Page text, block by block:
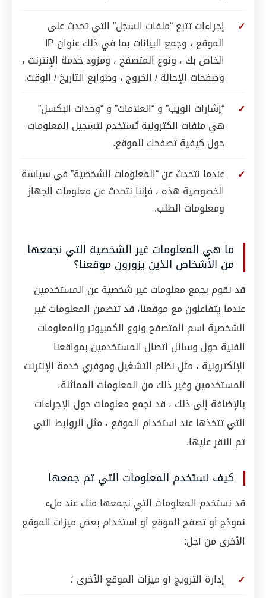
إجراءات تتبع “ملفات السجل” التي تحدث على
الموقع ، وجمع البيانات بما في ذلك عنوان IP
الخاص بك ، ونوع المتصفح ، ومزود خدمة الإنترنت ،
وصفحات الإحالة / الخروج ، وطوابع التاريخ / الوقت.
“إشارات الويب” و “العلامات” و “وحدات البكسل”
هي ملفات إلكترونية تُستخدم لتسجيل المعلومات
حول كيفية تصفحك للموقع.
عندما نتحدث عن “المعلومات الشخصية” في سياسة
الخصوصية هذه ، فإننا نتحدث عن معلومات الجهاز
ومعلومات الطلب.
ما هي المعلومات غير الشخصية التي نجمعها
من الأشخاص الذين يزورون موقعنا؟
قد نقوم بجمع معلومات غير شخصية عن المستخدمين
عندما يتفاعلون مع موقعنا، قد تتضمن المعلومات غير
الشخصية اسم المتصفح ونوع الكمبيوتر والمعلومات
الفنية حول وسائل اتصال المستخدمين بمواقعنا
الإلكترونية ، مثل نظام التشغيل وموفري خدمة الإنترنت
المستخدمين وغير ذلك من المعلومات المماثلة،
بالإضافة إلى ذلك ، قد نجمع معلومات حول الإجراءات
التي تتخذها عند استخدام الموقع ، مثل الروابط التي
تم النقر عليها.
كيف نستخدم المعلومات التي تم جمعها
قد نستخدم المعلومات التي نجمعها منك عند ملء
نموذج أو تصفح الموقع أو استخدام بعض ميزات الموقع
الأخرى من أجل:
إدارة الترويج أو ميزات الموقع الأخرى ؛